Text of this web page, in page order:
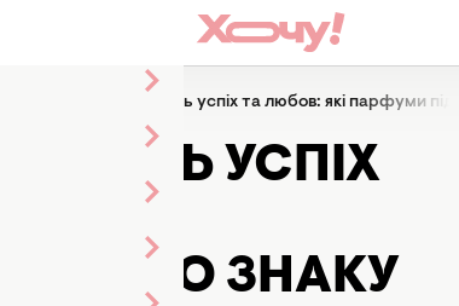
Аромати, які притягнуть успіх та любов: які парфуми
УСПІХ
ЗНАКУ